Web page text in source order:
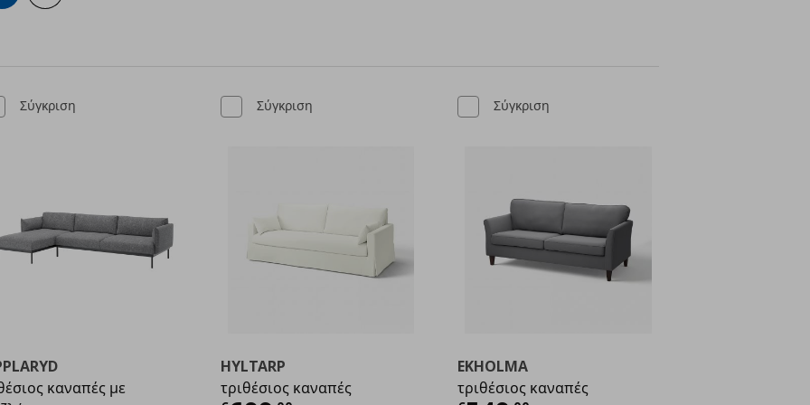
Σύγκριση
καναπές με
Σύγκριση
HYLTARP
τριθέσιος καναπές
Σύγκριση
EKHOLMA
τριθέσιος καναπές